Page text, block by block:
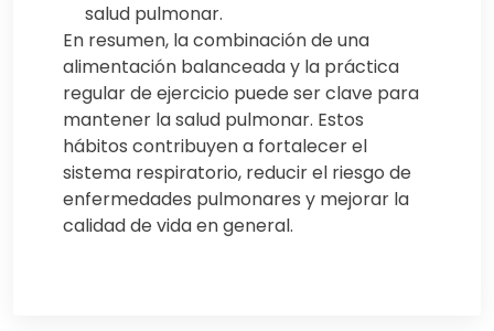
salud pulmonar.
En resumen, la combinación de una
alimentación balanceada y la práctica
regular de ejercicio puede ser clave para
mantener la salud pulmonar. Estos
hábitos contribuyen a fortalecer el
sistema respiratorio, reducir el riesgo de
enfermedades pulmonares y mejorar la
calidad de vida en general.